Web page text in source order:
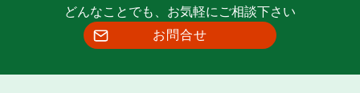
どんなことでも、お気軽にご相談下さい
お問合せ